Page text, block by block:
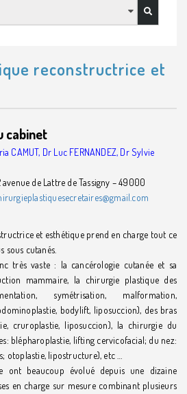
reconstructrice et
cabinet
CAMUT, Dr Luc FERNANDEZ, Dr Sylvie
de Lattre de Tassigny – 49000
et esthétique prend en charge tout ce
sous cutanés.
très vaste : la cancérologie cutanée et sa
mammaire, la chirurgie plastique des
symétrisation, malformation,
bodylift, liposuccion), des bras
cruroplastie, liposuccion), la chirurgie du
blépharoplastie, lifting cervicofacial; du nez:
otoplastie, lipostructure), etc …
ont beaucoup évolué depuis une dizaine
en charge sur mesure combinant plusieurs